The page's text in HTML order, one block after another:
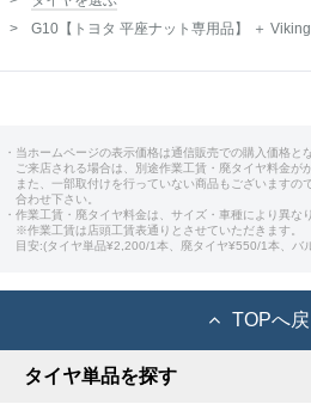
G10【トヨタ 平座ナット専用品】 ＋
・当ホームページの表示価格は通信販売での購入価格と
ご来店される場合は、別途作業工賃・廃タイヤ料金が
また、一部取付けを行っていない商品もございますの
合わせ下さい。
・作業工賃・廃タイヤ料金は、サイズ・車種により異な
※作業工賃は店頭工賃表通りとさせていただきます。
目安:(タイヤ単品¥2,200/1本、廃タイヤ¥550/1本、バ
TOPへ
タイヤ単品を探す